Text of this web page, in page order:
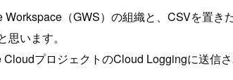
（GWS）の組織と、CSVを置
います。
プロジェクトのCloud Loggingに送信